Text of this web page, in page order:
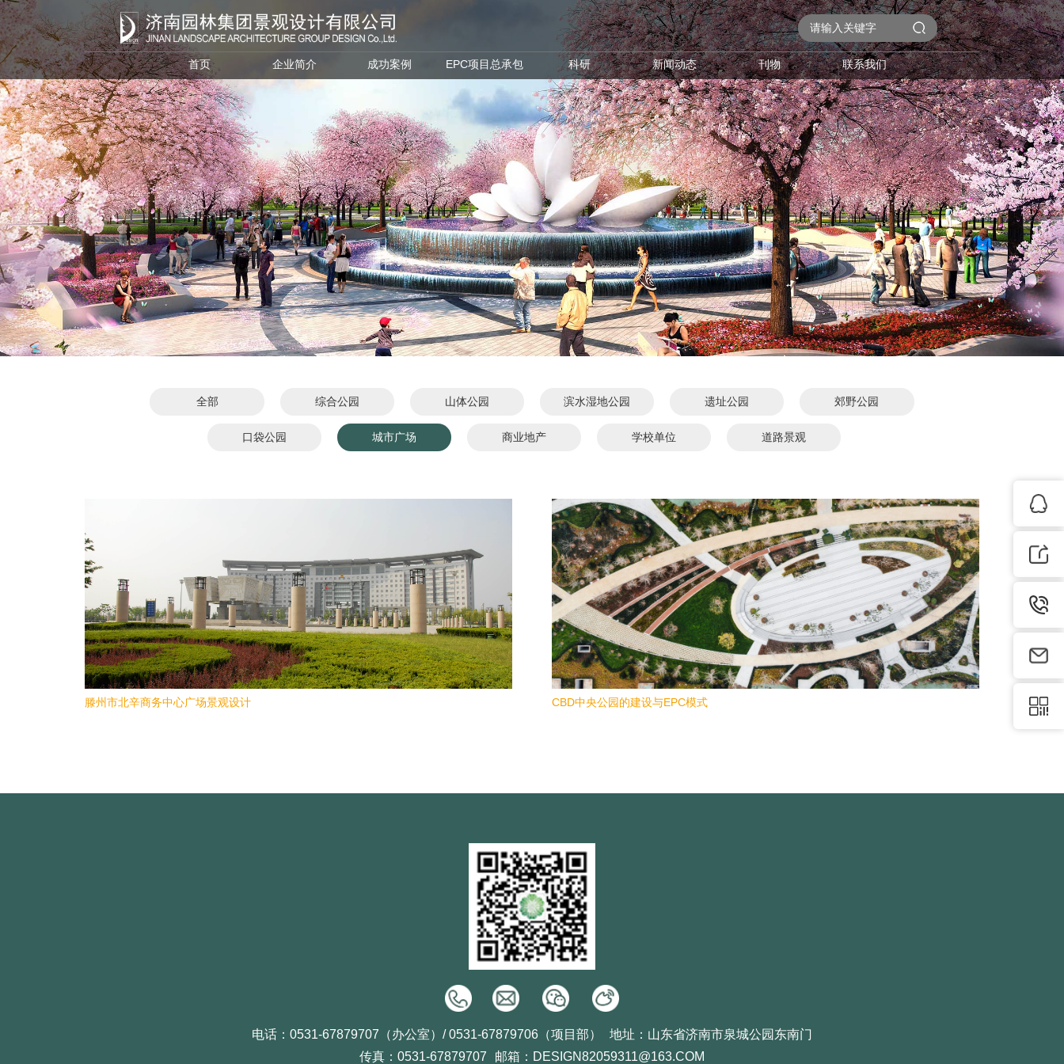
首页 企业简介 成功案例 EPC项目总承包 科研 新闻动态 刊物 联系我们
全部 综合公园 山体公园 滨水湿地公园 遗址公园 郊野公园
口袋公园 城市广场 商业地产 学校单位 道路景观
滕州市北辛商务中心广场景观设计 CBD中央公园的建设与EPC模式
电话：0531-67879707（办公室）/ 0531-67879706（项目部）
地址：山东省济南市泉城公园东南门
传真：0531-67879707
邮箱：DESIGN82059311@163.COM